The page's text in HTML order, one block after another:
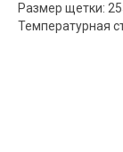
Размер щетки:
Температурная